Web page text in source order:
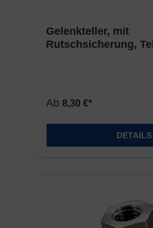
Gelenkteller, mit
Rutschsicherung,
Ab 8,30 €*
DETAILS